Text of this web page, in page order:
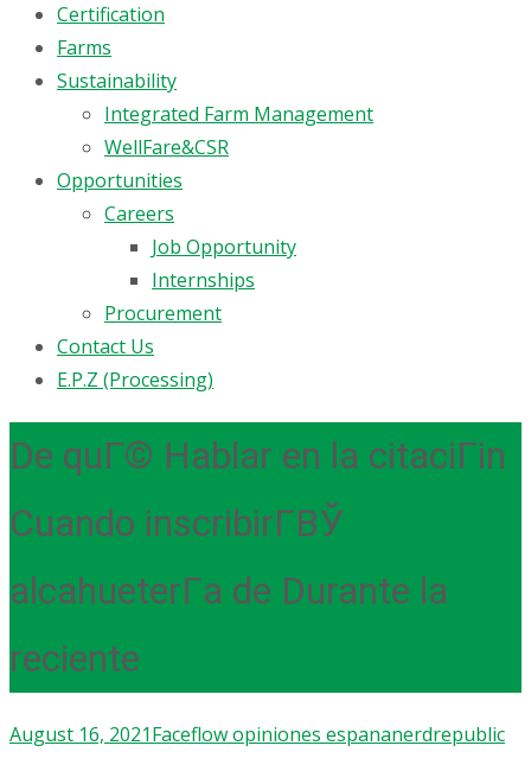
Certification
Farms
Sustainability
Integrated Farm Management
WellFare&CSR
Opportunities
Careers
Job Opportunity
Internships
Procurement
Contact Us
E.P.Z (Processing)
De quГ© Hablar en la citaciГіn
Cuando inscribirГ­ВЎ
alcahueterГ­a de Durante la
reciente
August 16, 2021Faceflow opiniones espananerdrepublic